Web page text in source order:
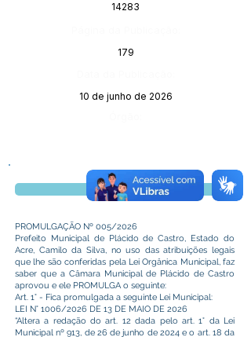
14283
179
10 de junho de 2026
Visualizar
PROMULGAÇÃO Nº 005/2026
Prefeito Municipal de Plácido de Castro, Estado do
Acre, Camilo da Silva, no uso das atribuições legais
que lhe são conferidas pela Lei Orgânica Municipal, faz
saber que a Câmara Municipal de Plácido de Castro
aprovou e ele PROMULGA o seguinte:
Art. 1° - Fica promulgada a seguinte Lei Municipal:
LEI N° 1006/2026 DE 13 DE MAIO DE 2026
“Altera a redação do art. 12 dada pelo art. 1° da Lei
Municipal nº 913, de 26 de junho de 2024 e o art. 18 da